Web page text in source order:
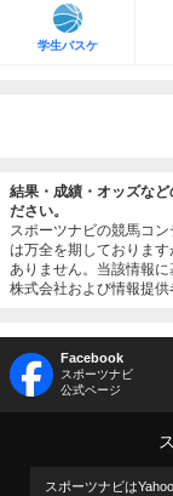
学生バスケ
結果・成績・オッズな
ださい。
スポーツナビの競馬コ
は万全を期しておりま
ありません。当該情報
株式会社および情報提供
Facebook
スポーツナビ
公式ページ
スポーツナビは